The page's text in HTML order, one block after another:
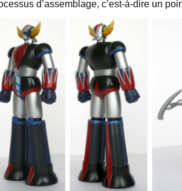
d’assemblage, c’est-à-dire un